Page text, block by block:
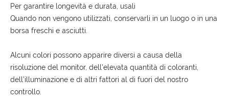
Per garantire longevità e durata, usali
Quando non vengono utilizzati, conservarli in un luogo o in una
borsa freschi e asciutti.
Alcuni colori possono apparire diversi a causa della
risoluzione del monitor, dell'elevata quantità di coloranti,
dell'illuminazione e di altri fattori al di fuori del nostro
controllo.